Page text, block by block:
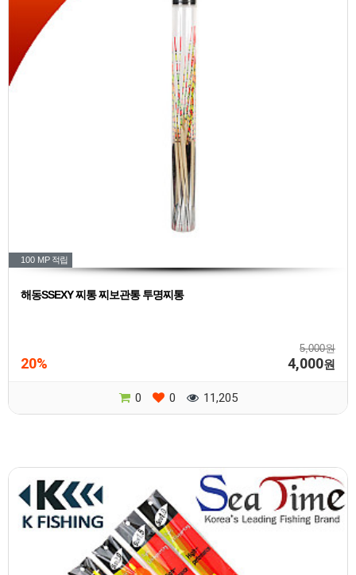
100 MP 적립
해동SSEXY 찌통 찌보관통 투명찌통
5,000원
20% 4,000원
0 0 11,205